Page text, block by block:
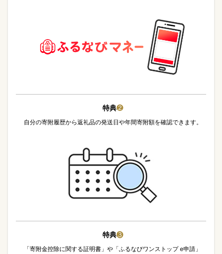
特典❷
自分の寄附履歴から返礼品の発送日や年間寄附額を確認できます。
特典❸
「寄附金控除に関する証明書」や「ふるなびワンストップ e申請」